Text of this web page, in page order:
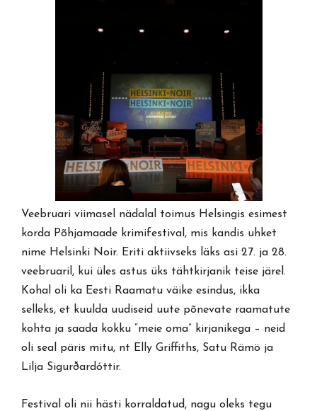
Veebruari viimasel nädalal toimus Helsingis esimest
korda Põhjamaade krimifestival, mis kandis uhket
nime Helsinki Noir. Eriti aktiivseks läks asi 27. ja 28.
veebruaril, kui üles astus üks tähtkirjanik teise järel.
Kohal oli ka Eesti Raamatu väike esindus, ikka
selleks, et kuulda uudiseid uute põnevate raamatute
kohta ja saada kokku “meie oma” kirjanikega – neid
oli seal päris mitu, nt Elly Griffiths, Satu Rämö ja
Lilja Sigurðardóttir.
Festival oli nii hästi korraldatud, nagu oleks tegu